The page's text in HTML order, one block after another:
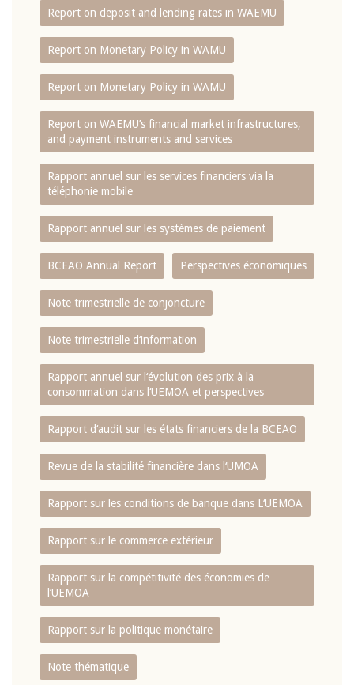
Report on deposit and lending rates in WAEMU
Report on Monetary Policy in WAMU
Report on Monetary Policy in WAMU
Report on WAEMU’s financial market infrastructures,
and payment instruments and services
Rapport annuel sur les services financiers via la
téléphonie mobile
Rapport annuel sur les systèmes de paiement
BCEAO Annual Report Perspectives économiques
Note trimestrielle de conjoncture
Note trimestrielle d‘information
Rapport annuel sur l‘évolution des prix à la
consommation dans l‘UEMOA et perspectives
Rapport d‘audit sur les états financiers de la BCEAO
Revue de la stabilité financière dans l‘UMOA
Rapport sur les conditions de banque dans L‘UEMOA
Rapport sur le commerce extérieur
Rapport sur la compétitivité des économies de
l‘UEMOA
Rapport sur la politique monétaire
Note thématique